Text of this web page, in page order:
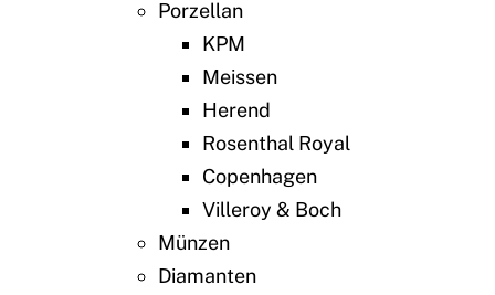
Porzellan
KPM
Meissen
Herend
Rosenthal Royal
Copenhagen
Villeroy & Boch
Münzen
Diamanten